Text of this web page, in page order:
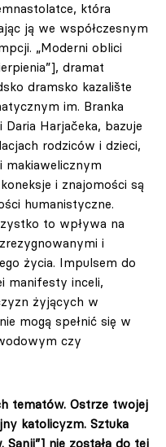
która
ją we współczesnym
„Moderni oblici
dramat
dramsko kazalište
im. Branka
Harjačeka, bazuje
rodziców i dzieci,
makiawelicznym
i znajomości są
humanistyczne.
to wpływa na
i
życia. Impulsem do
manifesty inceli,
żyjących w
mogą spełnić się w
czy
tematów. Ostrze twojej
katolicyzm. Sztuka
Sanji”] nie została do tej